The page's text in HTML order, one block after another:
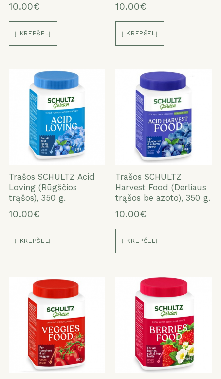
10.00€
Į KREPŠELĮ
10.00€
Į KREPŠELĮ
Trašos SCHULTZ Acid
Loving (Rūgščios
trąšos), 350 g.
10.00€
Į KREPŠELĮ
Trašos SCHULTZ
Harvest Food (Derliaus
trąšos be azoto), 350 g.
10.00€
Į KREPŠELĮ